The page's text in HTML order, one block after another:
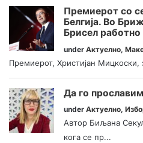
Премиерот со
Белгија. Во
Брисел работно
under Актуелно,
Премиерот, Христијан Мицкоски,
Да го
under Актуелно,
Автор Биљана
кога се пр...